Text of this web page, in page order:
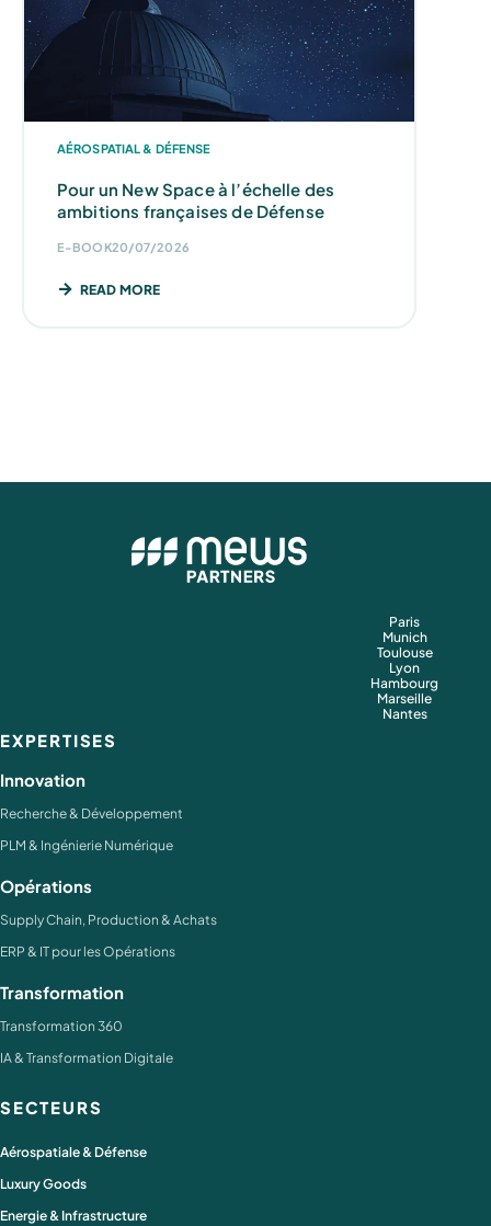
AÉROSPATIAL & DÉFENSE
Pour un New Space à l’échelle des
ambitions françaises de Défense
E-BOOK20/07/2026
READ MORE
Paris
Munich
Toulouse
Lyon
Hambourg
Marseille
Nantes
EXPERTISES
Innovation
Recherche & Développement
PLM & Ingénierie Numérique
Opérations
Supply Chain, Production & Achats
ERP & IT pour les Opérations
Transformation
Transformation 360
IA & Transformation Digitale
SECTEURS
Aérospatiale & Défense
Luxury Goods
Energie & Infrastructure